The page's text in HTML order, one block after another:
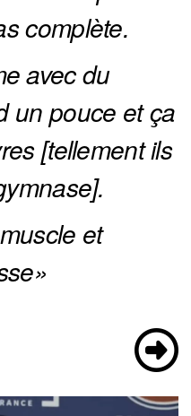
complète.
avec du
un pouce et ça
[tellement ils
et